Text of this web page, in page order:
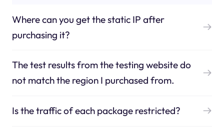
Where can you get the static IP after
purchasing it?
The test results from the testing website do
not match the region I purchased from.
Is the traffic of each package restricted?